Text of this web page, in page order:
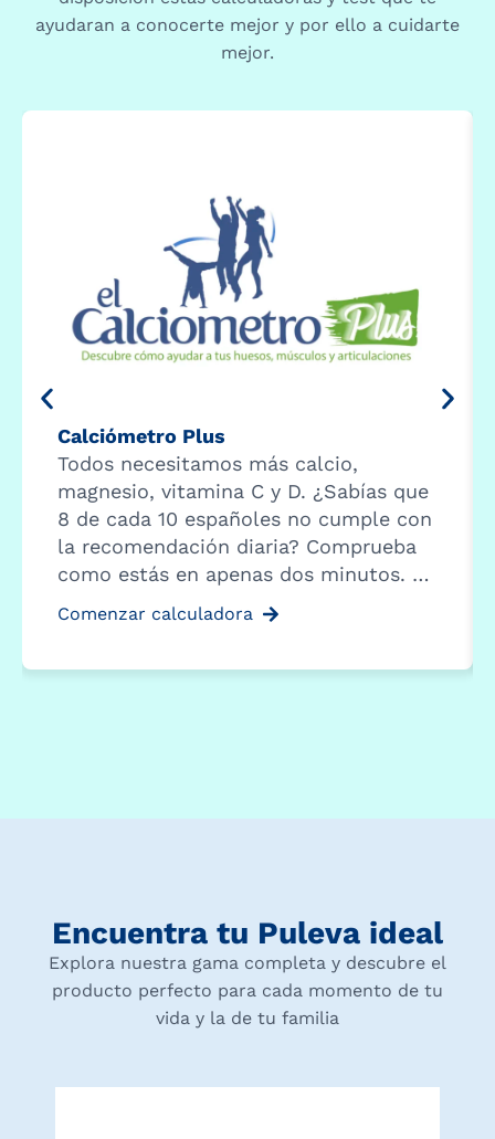
ayudaran a conocerte mejor y por ello a cuidarte
mejor.
Calciómetro Plus
Todos necesitamos más calcio,
magnesio, vitamina C y D. ¿Sabías que
8 de cada 10 españoles no cumple con
la recomendación diaria? Comprueba
como estás en apenas dos minutos. …
Comenzar calculadora
Encuentra tu Puleva ideal
Explora nuestra gama completa y descubre el
producto perfecto para cada momento de tu
vida y la de tu familia